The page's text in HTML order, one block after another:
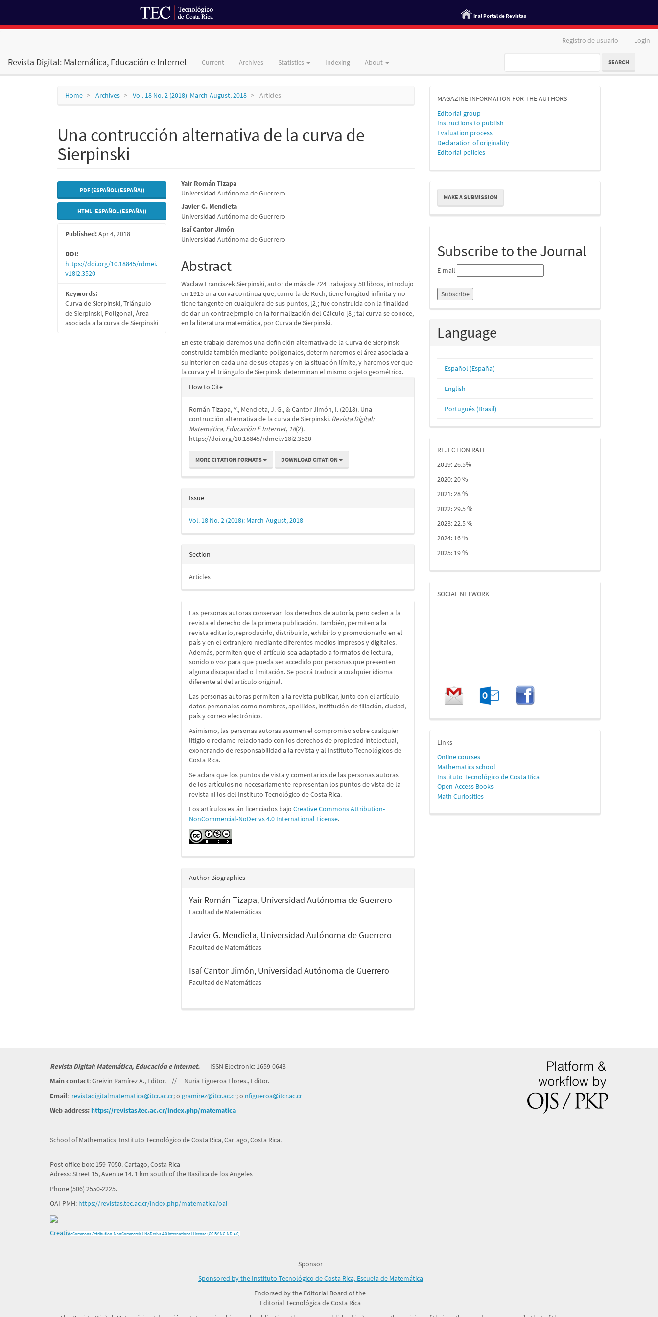
Ir al Portal de Revistas
Content
Registro de usuario Login
Revista Digital: Matemática, Educación e Internet Current Archives Statistics Indexing About SEARCH
Home Archives Vol. 18 No. 2 (2018): March-August, 2018 Articles
Una contrucción alternativa de la curva de
Sierpinski
Article
Sidebar
PDF (ESPAÑOL (ESPAÑA))
HTML (ESPAÑOL (ESPAÑA))
Published:Apr 4, 2018
DOI:
https://doi.org/10.18845/rdmei.
v18i2.3520
Keywords:
Curva de Sierpinski, Triángulo
de Sierpinski, Poligonal, Área
asociada a la curva de Sierpinski
Main
Article
Content
Yair Román Tizapa
Universidad Autónoma de Guerrero
Javier G. Mendieta
Universidad Autónoma de Guerrero
Isaí Cantor Jimón
Universidad Autónoma de Guerrero
Abstract
Waclaw Franciszek Sierpinski, autor de más de 724 trabajos y 50 libros, introdujo
en 1915 una curva continua que, como la de Koch, tiene longitud infinita y no
tiene tangente en cualquiera de sus puntos, [2]; fue construida con la finalidad
de dar un contraejemplo en la formalización del Cálculo [8]; tal curva se conoce,
en la literatura matemática, por Curva de Sierpinski.
En este trabajo daremos una definición alternativa de la Curva de Sierpinski
construida también mediante poligonales, determinaremos el área asociada a
su interior en cada una de sus etapas y en la situación límite, y haremos ver que
la curva y el triángulo de Sierpinski determinan el mismo objeto geométrico.
Article
How to Cite
Román Tizapa, Y., Mendieta, J. G., & Cantor Jimón, I. (2018). Una
contrucción alternativa de la curva de Sierpinski. Revista Digital:
Matemática, Educación E Internet, 18(2).
https://doi.org/10.18845/rdmei.v18i2.3520
MORE CITATION FORMATS DOWNLOAD CITATION
Issue
Vol. 18 No. 2 (2018): March-August, 2018
Section
Articles
Las personas autoras conservan los derechos de autoría, pero ceden a la
revista el derecho de la primera publicación. También, permiten a la
revista editarlo, reproducirlo, distribuirlo, exhibirlo y promocionarlo en el
país y en el extranjero mediante diferentes medios impresos y digitales.
Además, permiten que el artículo sea adaptado a formatos de lectura,
sonido o voz para que pueda ser accedido por personas que presenten
alguna discapacidad o limitación. Se podrá traducir a cualquier idioma
diferente al del artículo original.
Las personas autoras permiten a la revista publicar, junto con el artículo,
datos personales como nombres, apellidos, institución de filiación, ciudad,
país y correo electrónico.
Asimismo, las personas autoras asumen el compromiso sobre cualquier
litigio o reclamo relacionado con los derechos de propiedad intelectual,
exonerando de responsabilidad a la revista y al Instituto Tecnológicos de
Costa Rica.
Se aclara que los puntos de vista y comentarios de las personas autoras
de los artículos no necesariamente representan los puntos de vista de la
revista ni los del Instituto Tecnológico de Costa Rica.
Los artículos están licenciados bajoCreative Commons Attribution-
NonCommercial-NoDerivs 4.0 International License.
Author Biographies
Yair Román Tizapa, Universidad Autónoma de Guerrero
Facultad de Matemáticas
Javier G. Mendieta, Universidad Autónoma de Guerrero
Facultad de Matemáticas
Isaí Cantor Jimón, Universidad Autónoma de Guerrero
Facultad de Matemáticas
MAGAZINE INFORMATION FOR THE AUTHORS
Editorial group
Instructions to publish
Evaluation process
Declaration of originality
Editorial policies
Make
Submission
MAKE A SUBMISSION
Subscribe to the Journal
E-mail
Language
Español (España)
English
Português (Brasil)
REJECTION RATE
2019: 26.5%
2020: 20 %
2021: 28 %
2022: 29.5 %
2023: 22.5 %
2024: 16 %
2025: 19 %
SOCIAL NETWORK
enlaces
Links
Onlinecourses
Mathematics school
Instituto Tecnológico de Costa Rica
Open-Access Books
Math Curiosities
Revista Digital: Matemática, Educación e Internet.
ISSN Electronic: 1659-0643
Main contact: Greivin Ramírez A., Editor. // Nuria Figueroa Flores., Editor.
Email: revistadigitalmatematica@itcr.ac.cr; o gramirez@itcr.ac.cr; o nfigueroa@itcr.ac.cr
Web address: https://revistas.tec.ac.cr/index.php/matematica
School of Mathematics, Instituto Tecnológico de Costa Rica, Cartago, Costa Rica.
Post office box: 159-7050. Cartago, Costa Rica
Adress: Street 15, Avenue 14. 1 km south of the Basílica de los Ángeles
Phone (506) 2550-2225.
OAI-PMH: https://revistas.tec.ac.cr/index.php/matematica/oai
CreativeCommons Attribution-NonCommercial-NoDerivs 4.0 International License (CC BY-NC-ND 4.0)
Sponsor
Sponsored by the Instituto Tecnológico de Costa Rica, Escuela de Matemática
Endorsed by the Editorial Board of the
Editorial Tecnológica de Costa Rica